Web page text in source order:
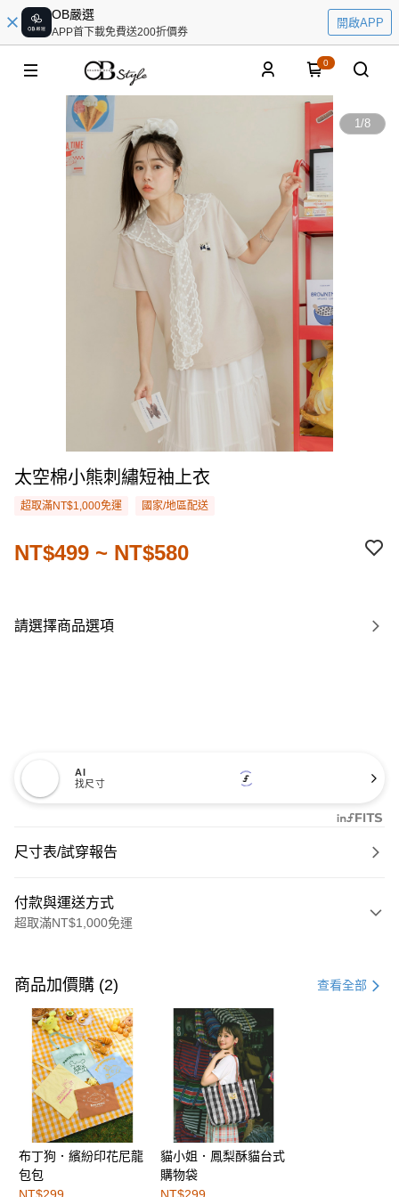
OB嚴選
APP首下載免費送200折價券
開啟APP
0
1/8
太空棉小熊刺繡短袖上衣
超取滿NT$1,000免運 國家/地區配送
NT$499 ~ NT$580
請選擇商品選項
AI
找尺寸
尺寸表/試穿報告
付款與運送方式
超取滿NT$1,000免運
信用卡一次付款
購物金
超商取貨付款
LINE Pay
街口支付
運送方式
全家取貨付款
商品加價購 (2) 查看全部
布丁狗．繽紛印花尼龍
包包
NT$299
貓小姐．鳳梨酥貓台式
購物袋
NT$299